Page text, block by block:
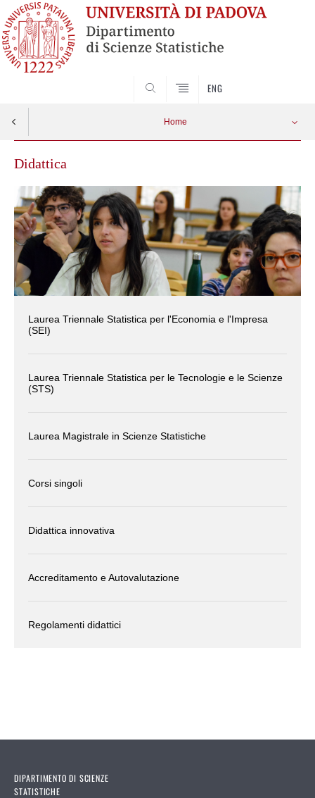
ENG
Home
Didattica
Laurea Triennale Statistica per l'Economia e l'Impresa
(SEI)
Laurea Triennale Statistica per le Tecnologie e le Scienze
(STS)
Laurea Magistrale in Scienze Statistiche
Corsi singoli
Didattica innovativa
Accreditamento e Autovalutazione
Regolamenti didattici
DIPARTIMENTO DI SCIENZE
STATISTICHE